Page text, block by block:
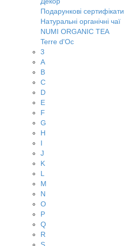
Подарункові сертифікати
Натуральні органічні чаї
NUMI ORGANIC TEA
Terre d'Oc
3
A
B
C
D
E
F
G
H
I
J
K
L
M
N
O
P
Q
R